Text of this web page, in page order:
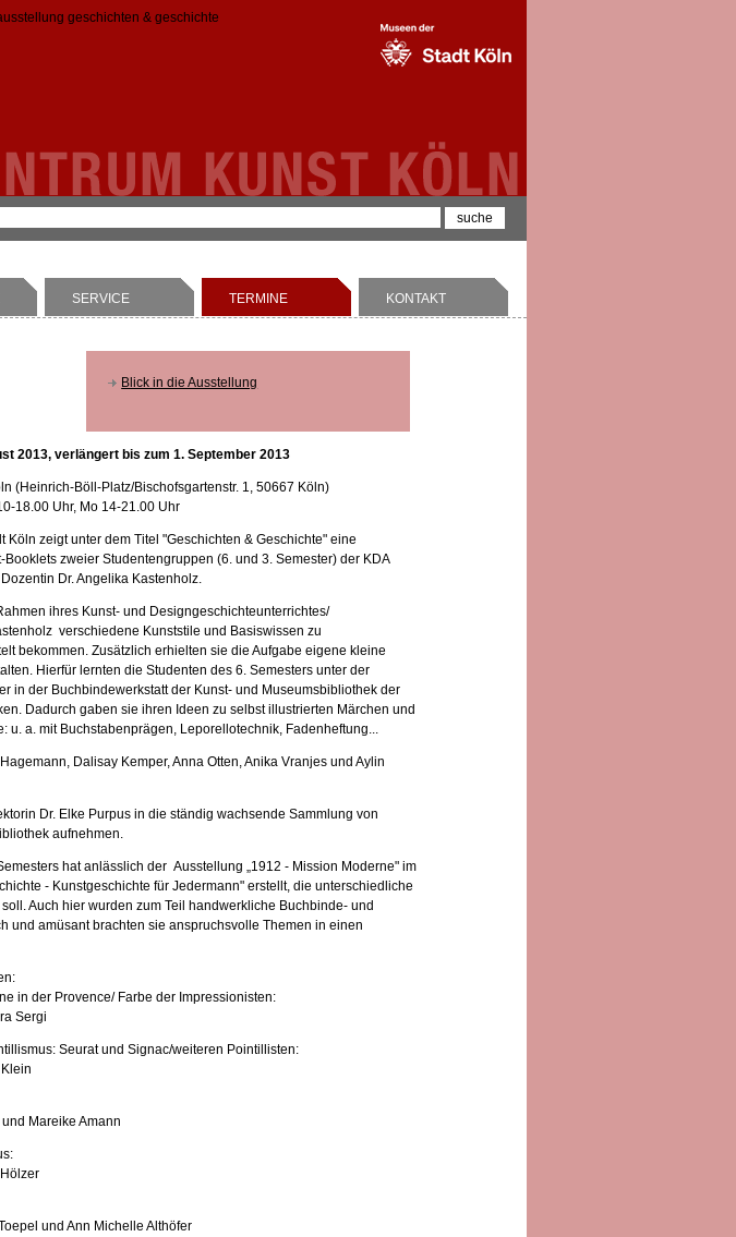
geschichten & geschichte
SERVICE TERMINE KONTAKT
Blick in die Ausstellung
2013, verlängert bis zum 1. September 2013
(Heinrich-Böll-Platz/Bischofsgartenstr. 1, 50667 Köln)
18.00 Uhr, Mo 14-21.00 Uhr
zeigt unter dem Titel "Geschichten & Geschichte" eine
zweier Studentengruppen (6. und 3. Semester) der KDA
Dr. Angelika Kastenholz.
ihres Kunst- und Designgeschichteunterrichtes/
verschiedene Kunststile und Basiswissen zu
bekommen. Zusätzlich erhielten sie die Aufgabe eigene kleine
Hierfür lernten die Studenten des 6. Semesters unter der
in der Buchbindewerkstatt der Kunst- und Museumsbibliothek der
Dadurch gaben sie ihren Ideen zu selbst illustrierten Märchen und
a. mit Buchstabenprägen, Leporellotechnik, Fadenheftung...
Dalisay Kemper, Anna Otten, Anika Vranjes und Aylin
Dr. Elke Purpus in die ständig wachsende Sammlung von
aufnehmen.
hat anlässlich der Ausstellung „1912 - Mission Moderne" im
- Kunstgeschichte für Jedermann" erstellt, die unterschiedliche
Auch hier wurden zum Teil handwerkliche Buchbinde- und
und amüsant brachten sie anspruchsvolle Themen in einen
in der Provence/ Farbe der Impressionisten:
Sergi
Seurat und Signac/weiteren Pointillisten:
Mareike Amann
und Ann Michelle Althöfer